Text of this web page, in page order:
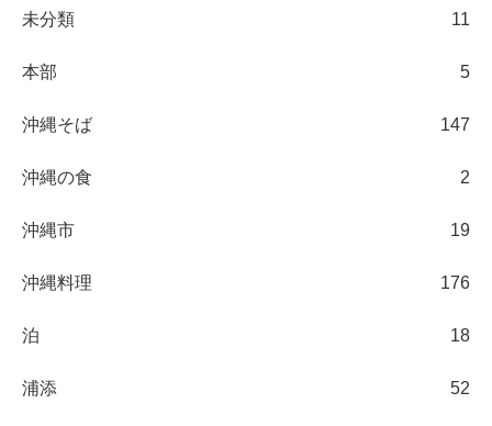
未分類 11
本部 5
沖縄そば 147
沖縄の食 2
沖縄市 19
沖縄料理 176
泊 18
浦添 52